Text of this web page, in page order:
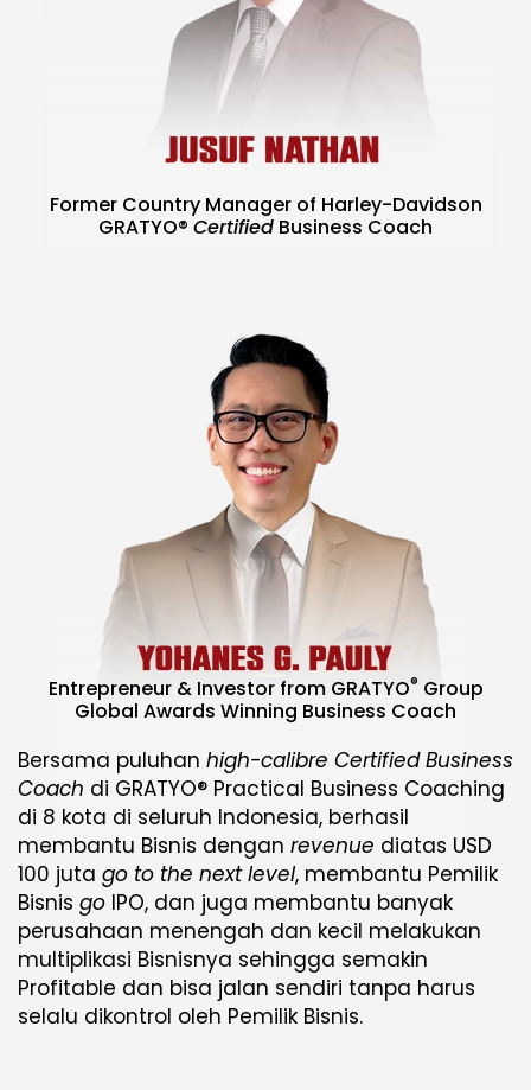
Former Country Manager of Harley-Davidson
GRATYO® Certified Business Coach
Entrepreneur & Investor from GRATYO® Group
Global Awards Winning Business Coach
Bersama puluhan high-calibre Certified Business
Coach di GRATYO® Practical Business Coaching
di 8 kota di seluruh Indonesia, berhasil
membantu Bisnis dengan revenue diatas USD
100 juta go to the next level, membantu Pemilik
Bisnis go IPO, dan juga membantu banyak
perusahaan menengah dan kecil melakukan
multiplikasi Bisnisnya sehingga semakin
Profitable dan bisa jalan sendiri tanpa harus
selalu dikontrol oleh Pemilik Bisnis.